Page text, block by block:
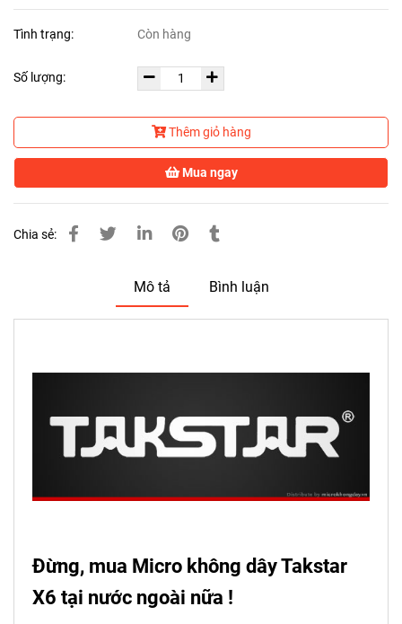
Tình trạng: Còn hàng
Số lượng:
Thêm giỏ hàng
Mua ngay
Chia sẻ:
Mô tả Bình luận
Đừng, mua Micro không dây Takstar
X6 tại nước ngoài nữa !